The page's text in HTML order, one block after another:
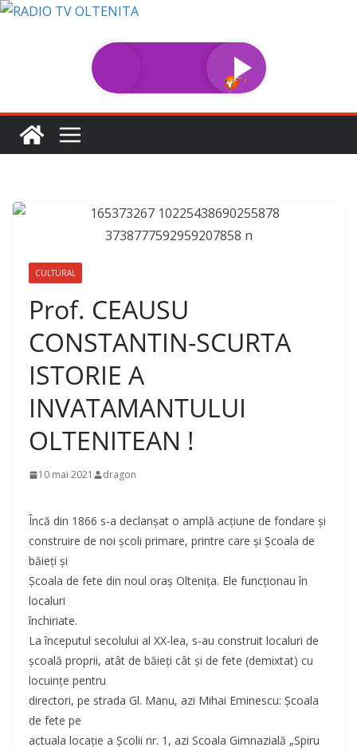
Sari
CULTURAL
Prof. CEAUSU
CONSTANTIN-SCURTA
ISTORIE A
INVATAMANTULUI
OLTENITEAN !
10 mai 2021 dragon
Încă din 1866 s-a declanşat o amplă acţiune de fondare şi
construire de noi şcoli primare, printre care şi Şcoala de
băieţi şi
Şcoala de fete din noul oraş Olteniţa. Ele funcţionau în
localuri
închiriate.
La începutul secolului al XX-lea, s-au construit localuri de
şcoală proprii, atât de băieţi cât şi de fete (demixtat) cu
locuinţe pentru
directori, pe strada Gl. Manu, azi Mihai Eminescu: Şcoala
de fete pe
actuala locaţie a Şcolii nr. 1, azi Scoala Gimnazială „Spiru